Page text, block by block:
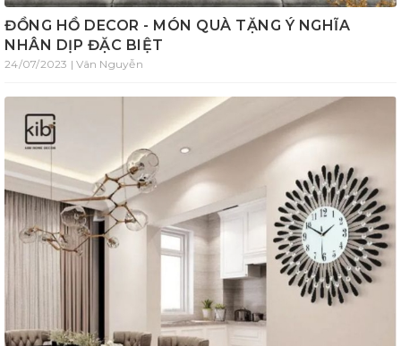
ĐỒNG HỒ DECOR - MÓN QUÀ TẶNG Ý NGHĨA
NHÂN DỊP ĐẶC BIỆT
24/07/2023 | Vân Nguyễn